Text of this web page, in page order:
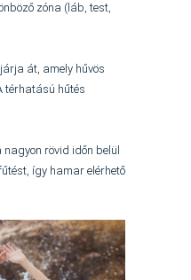
zóna (láb, test,
át, amely hűvös
térhatású hűtés
rövid időn belül
így hamar elérhető